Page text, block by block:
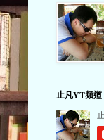
止凡YT頻道